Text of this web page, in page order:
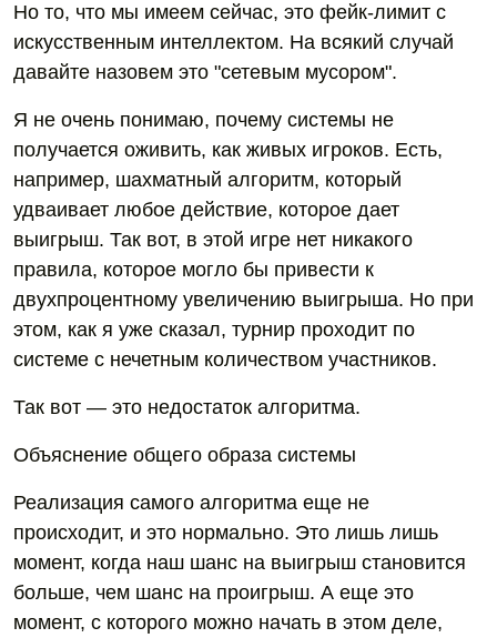
Но то, что мы имеем сейчас, это фейк-лимит с
искусственным интеллектом. На всякий случай
давайте назовем это "сетевым мусором".
Я не очень понимаю, почему системы не
получается оживить, как живых игроков. Есть,
например, шахматный алгоритм, который
удваивает любое действие, которое дает
выигрыш. Так вот, в этой игре нет никакого
правила, которое могло бы привести к
двухпроцентному увеличению выигрыша. Но при
этом, как я уже сказал, турнир проходит по
системе с нечетным количеством участников.
Так вот — это недостаток алгоритма.
Объяснение общего образа системы
Реализация самого алгоритма еще не
происходит, и это нормально. Это лишь лишь
момент, когда наш шанс на выигрыш становится
больше, чем шанс на проигрыш. А еще это
момент, с которого можно начать в этом деле,